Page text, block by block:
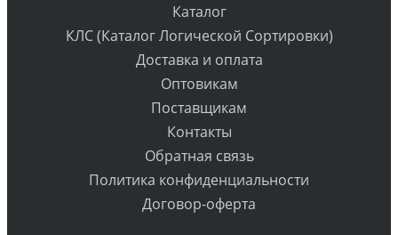
Каталог
КЛС (Каталог Логической Сортировки)
Доставка и оплата
Оптовикам
Поставщикам
Контакты
Обратная связь
Политика конфиденциальности
Договор-оферта